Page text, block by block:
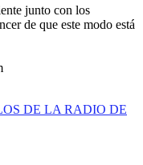
junto con los
de que este modo está
DE LA RADIO DE